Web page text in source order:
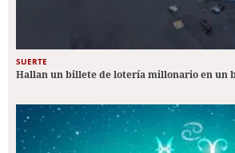
SUERTE
Hallan un billete de lotería millonario en un